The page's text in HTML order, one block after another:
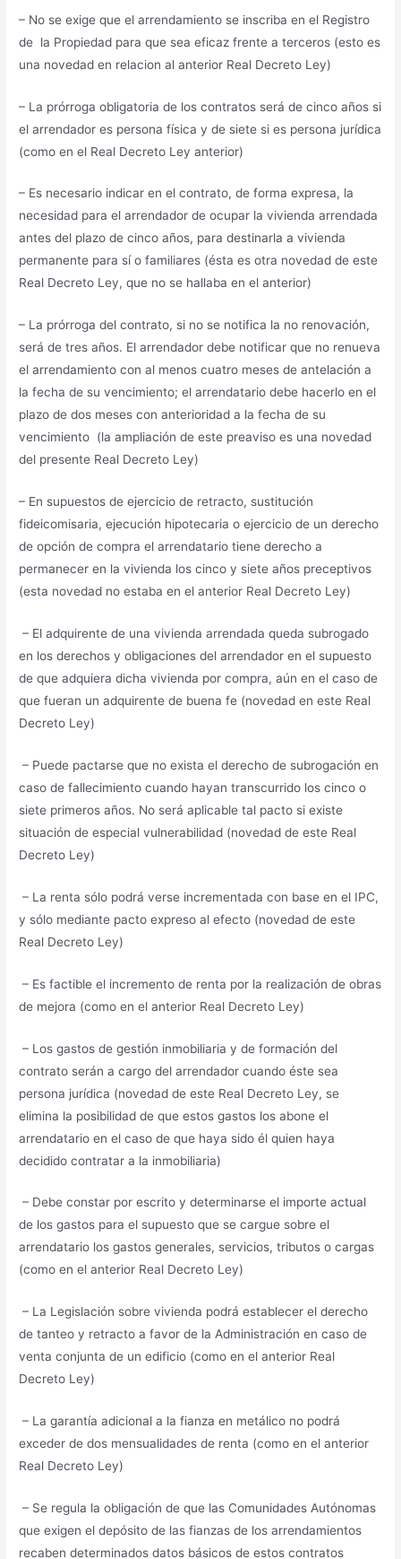
– No se exige que el arrendamiento se inscriba en el Registro
de la Propiedad para que sea eficaz frente a terceros (esto es
una novedad en relacion al anterior Real Decreto Ley)
– La prórroga obligatoria de los contratos será de cinco años si
el arrendador es persona física y de siete si es persona jurídica
(como en el Real Decreto Ley anterior)
– Es necesario indicar en el contrato, de forma expresa, la
necesidad para el arrendador de ocupar la vivienda arrendada
antes del plazo de cinco años, para destinarla a vivienda
permanente para sí o familiares (ésta es otra novedad de este
Real Decreto Ley, que no se hallaba en el anterior)
– La prórroga del contrato, si no se notifica la no renovación,
será de tres años. El arrendador debe notificar que no renueva
el arrendamiento con al menos cuatro meses de antelación a
la fecha de su vencimiento; el arrendatario debe hacerlo en el
plazo de dos meses con anterioridad a la fecha de su
vencimiento (la ampliación de este preaviso es una novedad
del presente Real Decreto Ley)
– En supuestos de ejercicio de retracto, sustitución
fideicomisaria, ejecución hipotecaria o ejercicio de un derecho
de opción de compra el arrendatario tiene derecho a
permanecer en la vivienda los cinco y siete años preceptivos
(esta novedad no estaba en el anterior Real Decreto Ley)
– El adquirente de una vivienda arrendada queda subrogado
en los derechos y obligaciones del arrendador en el supuesto
de que adquiera dicha vivienda por compra, aún en el caso de
que fueran un adquirente de buena fe (novedad en este Real
Decreto Ley)
– Puede pactarse que no exista el derecho de subrogación en
caso de fallecimiento cuando hayan transcurrido los cinco o
siete primeros años. No será aplicable tal pacto si existe
situación de especial vulnerabilidad (novedad de este Real
Decreto Ley)
– La renta sólo podrá verse incrementada con base en el IPC,
y sólo mediante pacto expreso al efecto (novedad de este
Real Decreto Ley)
– Es factible el incremento de renta por la realización de obras
de mejora (como en el anterior Real Decreto Ley)
– Los gastos de gestión inmobiliaria y de formación del
contrato serán a cargo del arrendador cuando éste sea
persona jurídica (novedad de este Real Decreto Ley, se
elimina la posibilidad de que estos gastos los abone el
arrendatario en el caso de que haya sido él quien haya
decidido contratar a la inmobiliaria)
– Debe constar por escrito y determinarse el importe actual
de los gastos para el supuesto que se cargue sobre el
arrendatario los gastos generales, servicios, tributos o cargas
(como en el anterior Real Decreto Ley)
– La Legislación sobre vivienda podrá establecer el derecho
de tanteo y retracto a favor de la Administración en caso de
venta conjunta de un edificio (como en el anterior Real
Decreto Ley)
– La garantía adicional a la fianza en metálico no podrá
exceder de dos mensualidades de renta (como en el anterior
Real Decreto Ley)
– Se regula la obligación de que las Comunidades Autónomas
que exigen el depósito de las fianzas de los arrendamientos
recaben determinados datos básicos de estos contratos